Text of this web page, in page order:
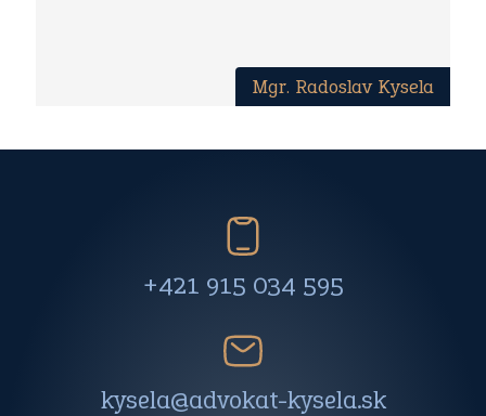
Mgr. Radoslav Kysela
+421 915 034 595
kysela@advokat-kysela.sk